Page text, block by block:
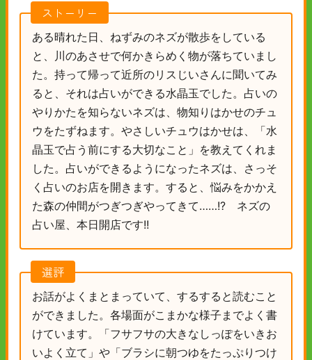
ストーリー
ある晴れた日、ねずみのネズが散歩をしている
と、川のあさせで何かきらめく物が落ちていまし
た。持って帰って近所のリスじいさんに聞いてみ
ると、それは占いができる水晶玉でした。占いの
やりかたを知らないネズは、物知りはかせのチュ
ウをたずねます。やさしいチュウはかせは、「水
晶玉で占う前にする大切なこと」を教えてくれま
した。占いができるようになったネズは、さっそ
く占いのお店を開きます。すると、悩みをかかえ
た森の仲間がつぎつぎやってきて……!? ネズの
占い屋、本日開店です!!
選評
お話がよくまとまっていて、するすると読むこと
ができました。各場面がこまかな様子までよく書
けています。「フサフサの大きなしっぽをいきお
いよく立て」や「ブラシに朝つゆをたっぷりつけ